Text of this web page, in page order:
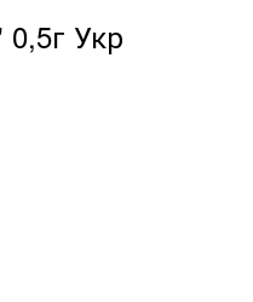
0,5г Укр